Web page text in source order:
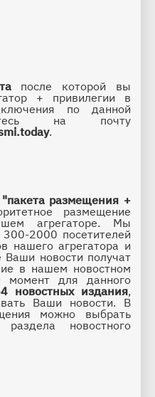
после которой вы
+ привилегии в
по данной
.
"пакета размещения +
размещение
агрегаторе. Мы
2000 посетителей
нашего агрегатора и
новости получат
в нашем новостном
момент для данного
новостных издания,
Ваши новости. В
можно выбрать
новостного